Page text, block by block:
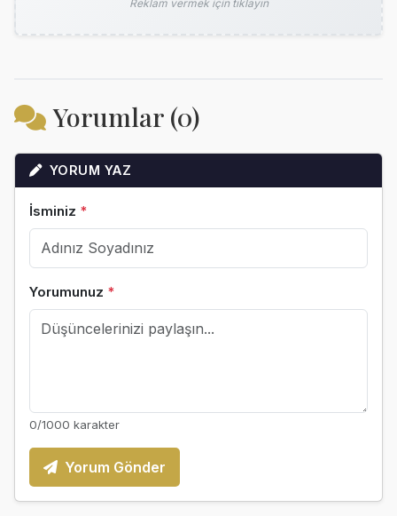
Reklam vermek için tıklayın
Yorumlar (0)
YORUM YAZ
İsminiz *
Yorumunuz *
0/1000 karakter
Yorum Gönder